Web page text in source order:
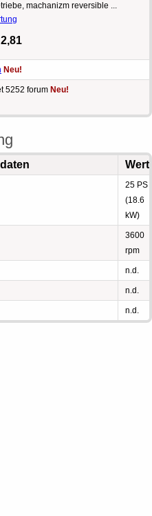
machanizm reversible ...
2,81
Neu!
5252 forum Neu!
Wert
25 PS
(18.6
kW)
3600
rpm
n.d.
n.d.
n.d.